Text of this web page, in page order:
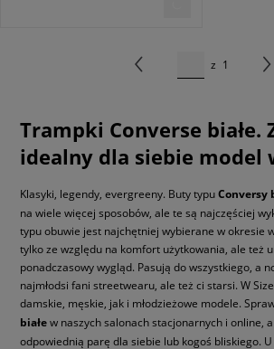
z 1
Trampki Converse białe.
idealny dla siebie model
Klasyki, legendy, evergreeny. Buty typuConversy
na wiele więcej sposobów, ale te są najczęściej
typu obuwie jest najchętniej wybierane w okresie
tylko ze względu na komfort użytkowania, ale też
ponadczasowy wygląd. Pasują do wszystkiego, a
najmłodsi fani streetwearu, ale też ci starsi. W
damskie, męskie, jak i młodzieżowe modele.
białew naszych salonach stacjonarnych i online,
odpowiednią parę dla siebie lub kogoś bliskiego.